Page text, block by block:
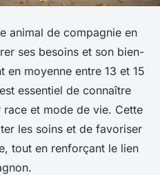
animal de compagnie en
ses besoins et son bien-
en moyenne entre 13 et 15
essentiel de connaître
et mode de vie. Cette
les soins et de favoriser
tout en renforçant le lien